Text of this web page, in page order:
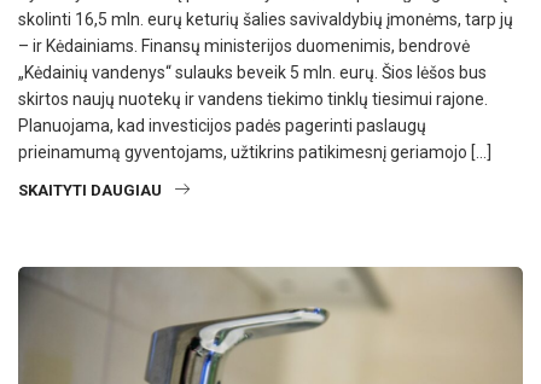
skolinti 16,5 mln. eurų keturių šalies savivaldybių įmonėms, tarp jų
– ir Kėdainiams. Finansų ministerijos duomenimis, bendrovė
„Kėdainių vandenys“ sulauks beveik 5 mln. eurų. Šios lėšos bus
skirtos naujų nuotekų ir vandens tiekimo tinklų tiesimui rajone.
Planuojama, kad investicijos padės pagerinti paslaugų
prieinamumą gyventojams, užtikrins patikimesnį geriamojo […]
SKAITYTI DAUGIAU